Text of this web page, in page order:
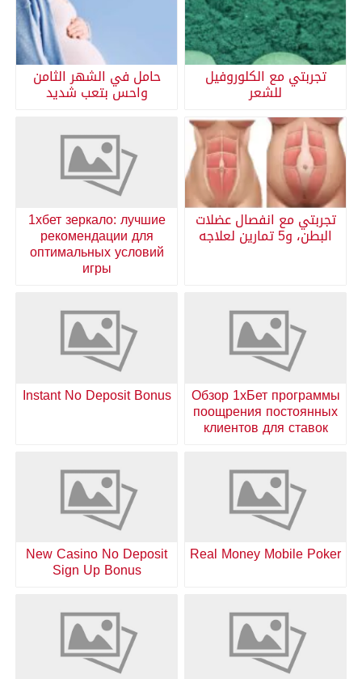
تجربتي مع الكلوروفيل
للشعر
حامل في الشهر الثامن
واحس بتعب شديد
تجربتي مع انفصال عضلات
البطن، و5 تمارين لعلاجه
1хбет зеркало: лучшие
рекомендации для
оптимальных условий
игры
Обзор 1хБет программы
поощрения постоянных
клиентов для ставок
Instant No Deposit Bonus
Real Money Mobile Poker
New Casino No Deposit
Sign Up Bonus